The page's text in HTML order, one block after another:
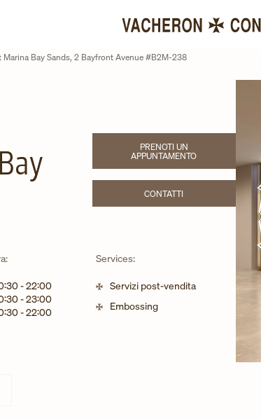
Marina Bay Sands, 2 Bayfront Avenue #B2M-238
PRENOTI UN
APPUNTAMENTOLINK OPENS IN NEW TAB
CONTATTILINK OPENS IN NEW TAB
Ore
-22:00
-23:00
-22:00
Services:
Servizi post-vendita
Embossing
Opens in New Tab